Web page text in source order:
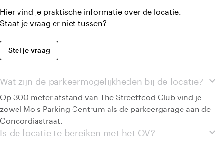
Hier vind je praktische informatie over de locatie.
Staat je vraag er niet tussen?
Stel je vraag
expand_more
Wat zijn de parkeermogelijkheden bij de locatie?
Op 300 meter afstand van The Streetfood Club vind je
zowel Mols Parking Centrum als de parkeergarage aan de
Concordiastraat.
expand_more
Is de locatie te bereiken met het OV?